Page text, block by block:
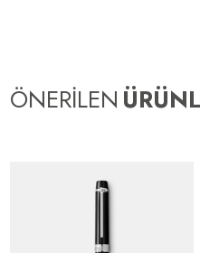
ÖNERİLEN